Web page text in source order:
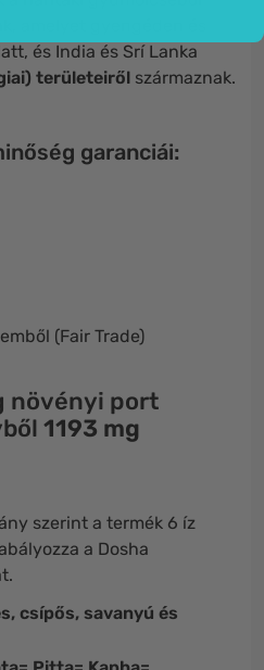
és India és Srí Lanka
területeiről származnak.
garanciái:
(Fair Trade)
növényi port
1193 mg
szerint a termék 6 íz
a Dosha
csípős, savanyú és